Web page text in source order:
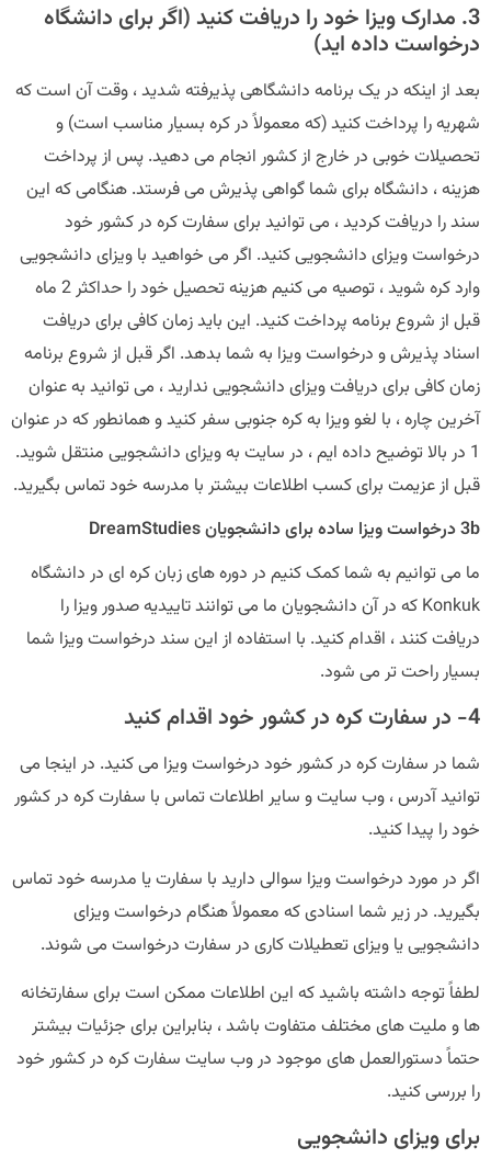
3. مدارک ویزا خود را دریافت کنید (اگر برای دانشگاه
درخواست داده اید)
بعد از اینکه در یک برنامه دانشگاهی پذیرفته شدید ، وقت آن است که
شهریه را پرداخت کنید (که معمولاً در کره بسیار مناسب است) و
تحصیلات خوبی در خارج از کشور انجام می دهید. پس از پرداخت
هزینه ، دانشگاه برای شما گواهی پذیرش می فرستد. هنگامی که این
سند را دریافت کردید ، می توانید برای سفارت کره در کشور خود
درخواست ویزای دانشجویی کنید. اگر می خواهید با ویزای دانشجویی
وارد کره شوید ، توصیه می کنیم هزینه تحصیل خود را حداکثر 2 ماه
قبل از شروع برنامه پرداخت کنید. این باید زمان کافی برای دریافت
اسناد پذیرش و درخواست ویزا به شما بدهد. اگر قبل از شروع برنامه
زمان کافی برای دریافت ویزای دانشجویی ندارید ، می توانید به عنوان
آخرین چاره ، با لغو ویزا به کره جنوبی سفر کنید و همانطور که در عنوان
1 در بالا توضیح داده ایم ، در سایت به ویزای دانشجویی منتقل شوید.
قبل از عزیمت برای کسب اطلاعات بیشتر با مدرسه خود تماس بگیرید.
3b درخواست ویزا ساده برای دانشجویان DreamStudies
ما می توانیم به شما کمک کنیم در دوره های زبان کره ای در دانشگاه
Konkuk که در آن دانشجویان ما می توانند تاییدیه صدور ویزا را
دریافت کنند ، اقدام کنید. با استفاده از این سند درخواست ویزا شما
بسیار راحت تر می شود.
4- در سفارت کره در کشور خود اقدام کنید
شما در سفارت کره در کشور خود درخواست ویزا می کنید. در اینجا می
توانید آدرس ، وب سایت و سایر اطلاعات تماس با سفارت کره در کشور
خود را پیدا کنید.
اگر در مورد درخواست ویزا سوالی دارید با سفارت یا مدرسه خود تماس
بگیرید. در زیر شما اسنادی که معمولاً هنگام درخواست ویزای
دانشجویی یا ویزای تعطیلات کاری در سفارت درخواست می شوند.
لطفاً توجه داشته باشید که این اطلاعات ممکن است برای سفارتخانه
ها و ملیت های مختلف متفاوت باشد ، بنابراین برای جزئیات بیشتر
حتماً دستورالعمل های موجود در وب سایت سفارت کره در کشور خود
را بررسی کنید.
برای ویزای دانشجویی